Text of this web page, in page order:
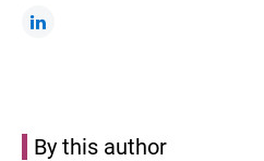
By this author